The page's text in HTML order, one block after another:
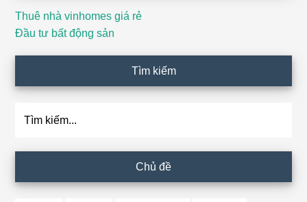
Thuê nhà vinhomes giá rẻ
Đầu tư bất động sản
Tìm kiếm
Chủ đề